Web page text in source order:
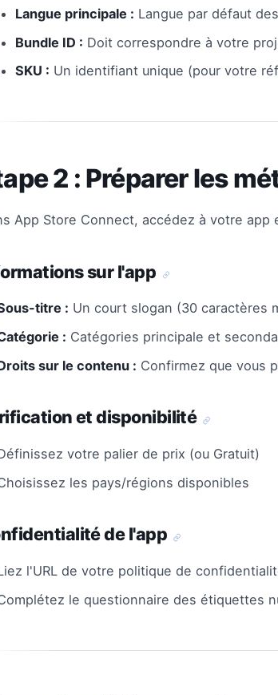
Langue principale : Langue par défaut
Bundle ID : Doit correspondre à votre
SKU : Un identifiant unique (pour votre
2 : Préparer les
App Store Connect, accédez à votre app
sur l'app
titre : Un court slogan (30 caractères
: Catégories principale et
sur le contenu : Confirmez que vous
et disponibilité
votre palier de prix (ou Gratuit)
les pays/régions disponibles
de l'app
l'URL de votre politique de
le questionnaire des étiquettes